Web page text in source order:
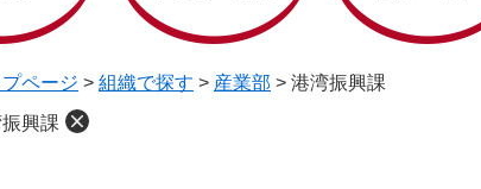
プページ > 組織で探す > 産業部 > 港湾振興課
興課